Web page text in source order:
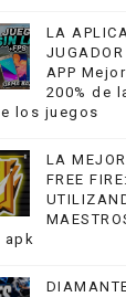
LA
APP
200% de
los juegos
LA
FREE
apk